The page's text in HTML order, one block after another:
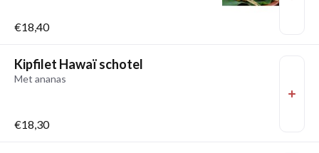
€18,40
Kipfilet Hawaï schotel
Met ananas
€18,30